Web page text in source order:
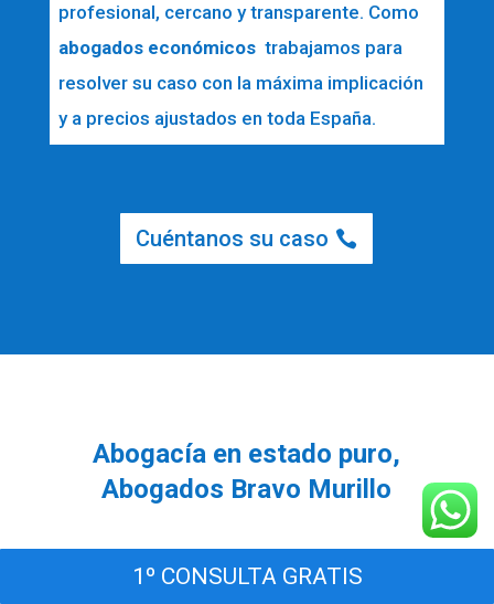
profesional, cercano y transparente. Como
abogados económicos trabajamos para
resolver su caso con la máxima implicación
y a precios ajustados en toda España.
Cuéntanos su caso
Abogacía en estado puro,
Abogados Bravo Murillo
Resolver mi problema legal
1º CONSULTA GRATIS